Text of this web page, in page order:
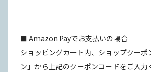
■ Amazon Payでお支払いの場合
ショッピングカート内、ショップクーポ
ン」から上記のクーポンコードをご入力